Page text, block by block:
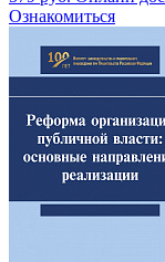
Ознакомиться